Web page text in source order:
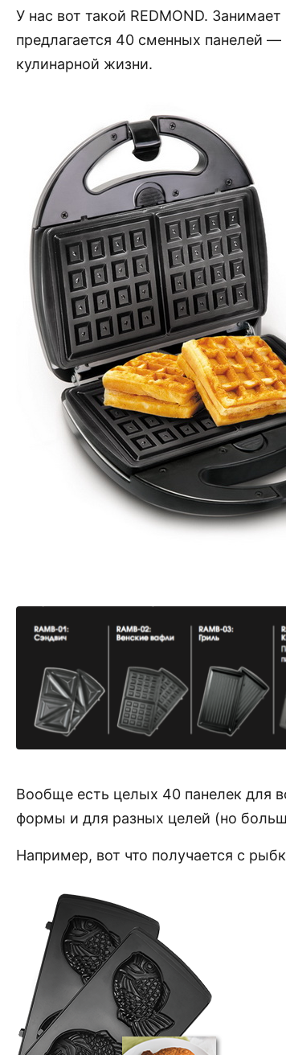
У нас вот такой REDMOND.
предлагается 40 сменных панелей —
кулинарной жизни.
Вообще есть целых 40 панелек для
формы и для разных целей (но
Например, вот что получается с